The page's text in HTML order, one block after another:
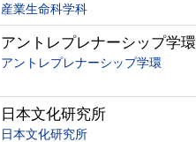
産業生命科学科
アントレプレナーシップ学環
アントレプレナーシップ学環
日本文化研究所
日本文化研究所